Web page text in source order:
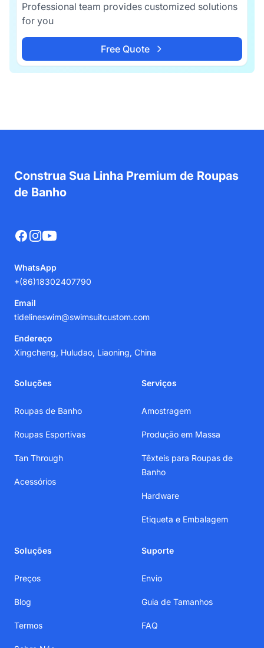
Professional team provides customized solutions
for you
Free Quote
Construa Sua Linha Premium de Roupas
de Banho
Facebook
Instagram
YouTube
WhatsApp
+(86)18302407790
Email
tidelineswim@swimsuitcustom.com
Endereço
Xingcheng, Huludao, Liaoning, China
Soluções
Roupas de Banho
Roupas Esportivas
Tan Through
Acessórios
Serviços
Amostragem
Produção em Massa
Têxteis para Roupas de
Banho
Hardware
Etiqueta e Embalagem
Soluções
Preços
Blog
Termos
Suporte
Envio
Guia de Tamanhos
FAQ